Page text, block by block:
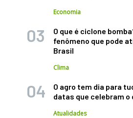
Economia
O que é ciclone
fenômeno que pode
Brasil
Clima
O agro tem dia para
datas que celebram o
Atualidades